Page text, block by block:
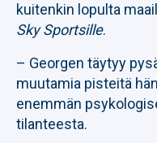
kuitenkin lopulta
Sky Sportsille.
– Georgen täytyy
muutamia pisteitä
enemmän
tilanteesta.